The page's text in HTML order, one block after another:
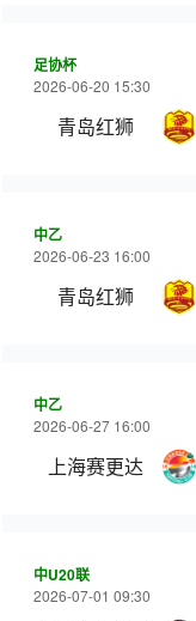
足协杯
2026-06-20 15:30
青岛红狮
中乙
2026-06-23 16:00
青岛红狮
中乙
2026-06-27 16:00
上海赛更达
中U20联
2026-07-01 09:30